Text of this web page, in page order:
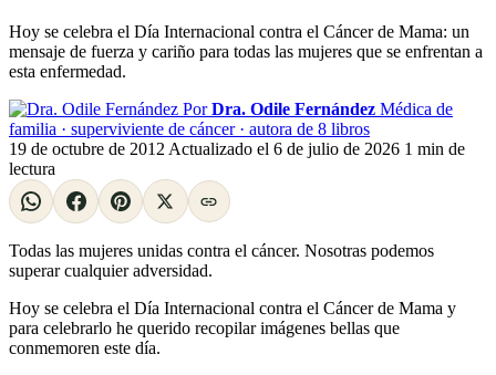
Hoy se celebra el Día Internacional contra el Cáncer de Mama: un
mensaje de fuerza y cariño para todas las mujeres que se enfrentan a
esta enfermedad.
Por Dra. Odile Fernández Médica de
familia · superviviente de cáncer · autora de 8 libros
19 de octubre de 2012 Actualizado el 6 de julio de 2026 1 min de
lectura
Todas las mujeres unidas contra el cáncer. Nosotras podemos
superar cualquier adversidad.
Hoy se celebra el Día Internacional contra el Cáncer de Mama y
para celebrarlo he querido recopilar imágenes bellas que
conmemoren este día.